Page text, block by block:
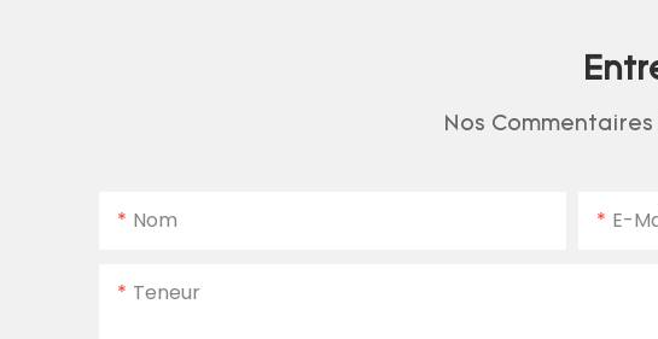
Nos Commentaires
Nom E-
Teneur